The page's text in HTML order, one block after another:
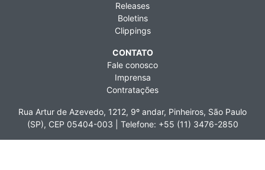
Releases
Boletins
Clippings
CONTATO
Fale conosco
Imprensa
Contratações
Rua Artur de Azevedo, 1212, 9º andar, Pinheiros, São Paulo
(SP), CEP 05404-003 | Telefone: +55 (11) 3476-2850